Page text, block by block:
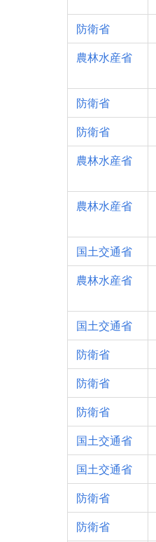
防衛省
農林水産省
防衛省
防衛省
農林水産省
農林水産省
国土交通省
農林水産省
国土交通省
防衛省
防衛省
防衛省
国土交通省
国土交通省
防衛省
防衛省